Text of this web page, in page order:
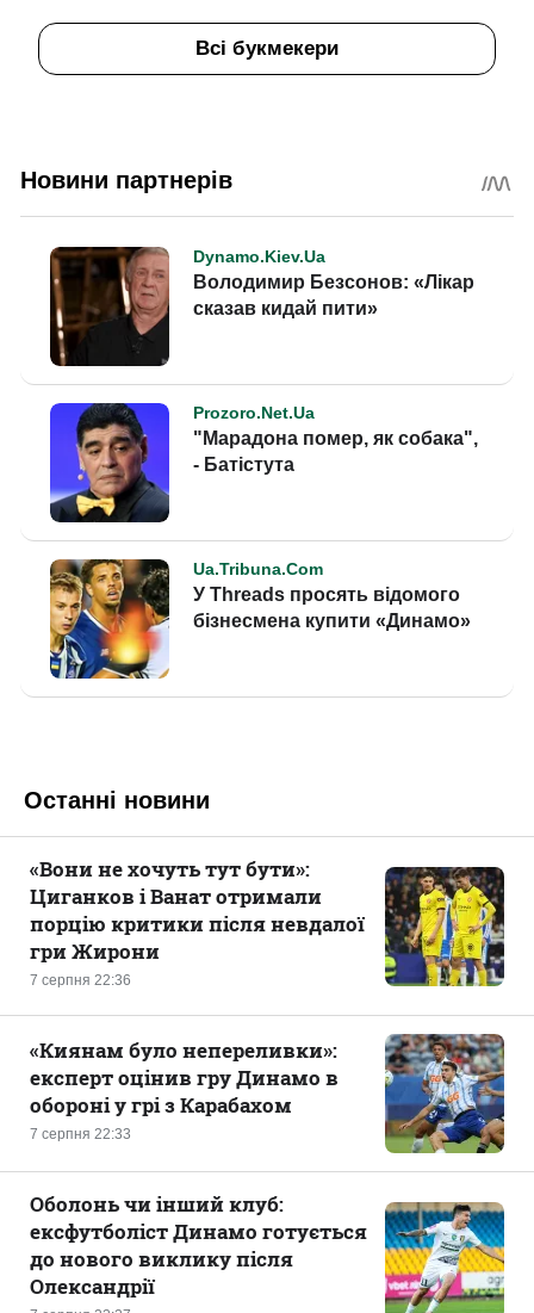
Всі букмекери
Останні новини
7 серпня 22:36
«Вони не хочуть тут бути»:
Циганков і Ванат отримали
порцію критики після невдалої
гри Жирони
7 серпня 22:33
«Киянам було непереливки»:
експерт оцінив гру Динамо в
обороні у грі з Карабахом
Оболонь чи інший клуб:
ексфутболіст Динамо готується
до нового виклику після
Олександрії